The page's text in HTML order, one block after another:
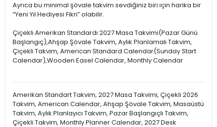
Ayrıca bu minimal şövale takvim sevdiğiniz biri için harika bir
“Yeni Yıl Hediyesi Fikri” olabilir.
Çiçekli Amerikan Standardı 2027 Masa Takvimi(Pazar Günü
Başlangıç),Ahşap Şövale Takvim, Aylık Planlamalı Takvim,
Çiçekli Takvim, American Standard Calendar(Sunday Start
Calendar),Wooden Easel Calendar, Monthly Calendar
Amerikan Standart Takvim, 2027 Masa Takvimi, Çiçekli 2026
Takvim, American Calendar, Ahşap Şövale Takvim, Masaüstü
Takvim, Aylık Planlayıcı Takvim, Pazar Başlangıçlı Takvim,
Çiçekli Takvim, Monthly Planner Calendar, 2027 Desk